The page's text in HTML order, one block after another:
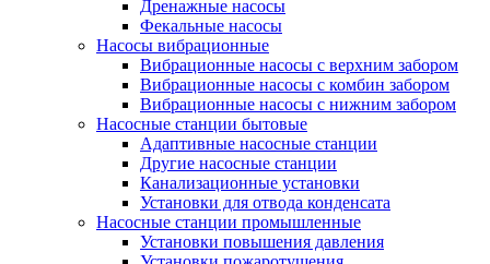
Дренажные насосы
Фекальные насосы
Насосы вибрационные
Вибрационные насосы с верхним забором
Вибрационные насосы с комбин забором
Вибрационные насосы с нижним забором
Насосные станции бытовые
Адаптивные насосные станции
Другие насосные станции
Канализационные установки
Установки для отвода конденсата
Насосные станции промышленные
Установки повышения давления